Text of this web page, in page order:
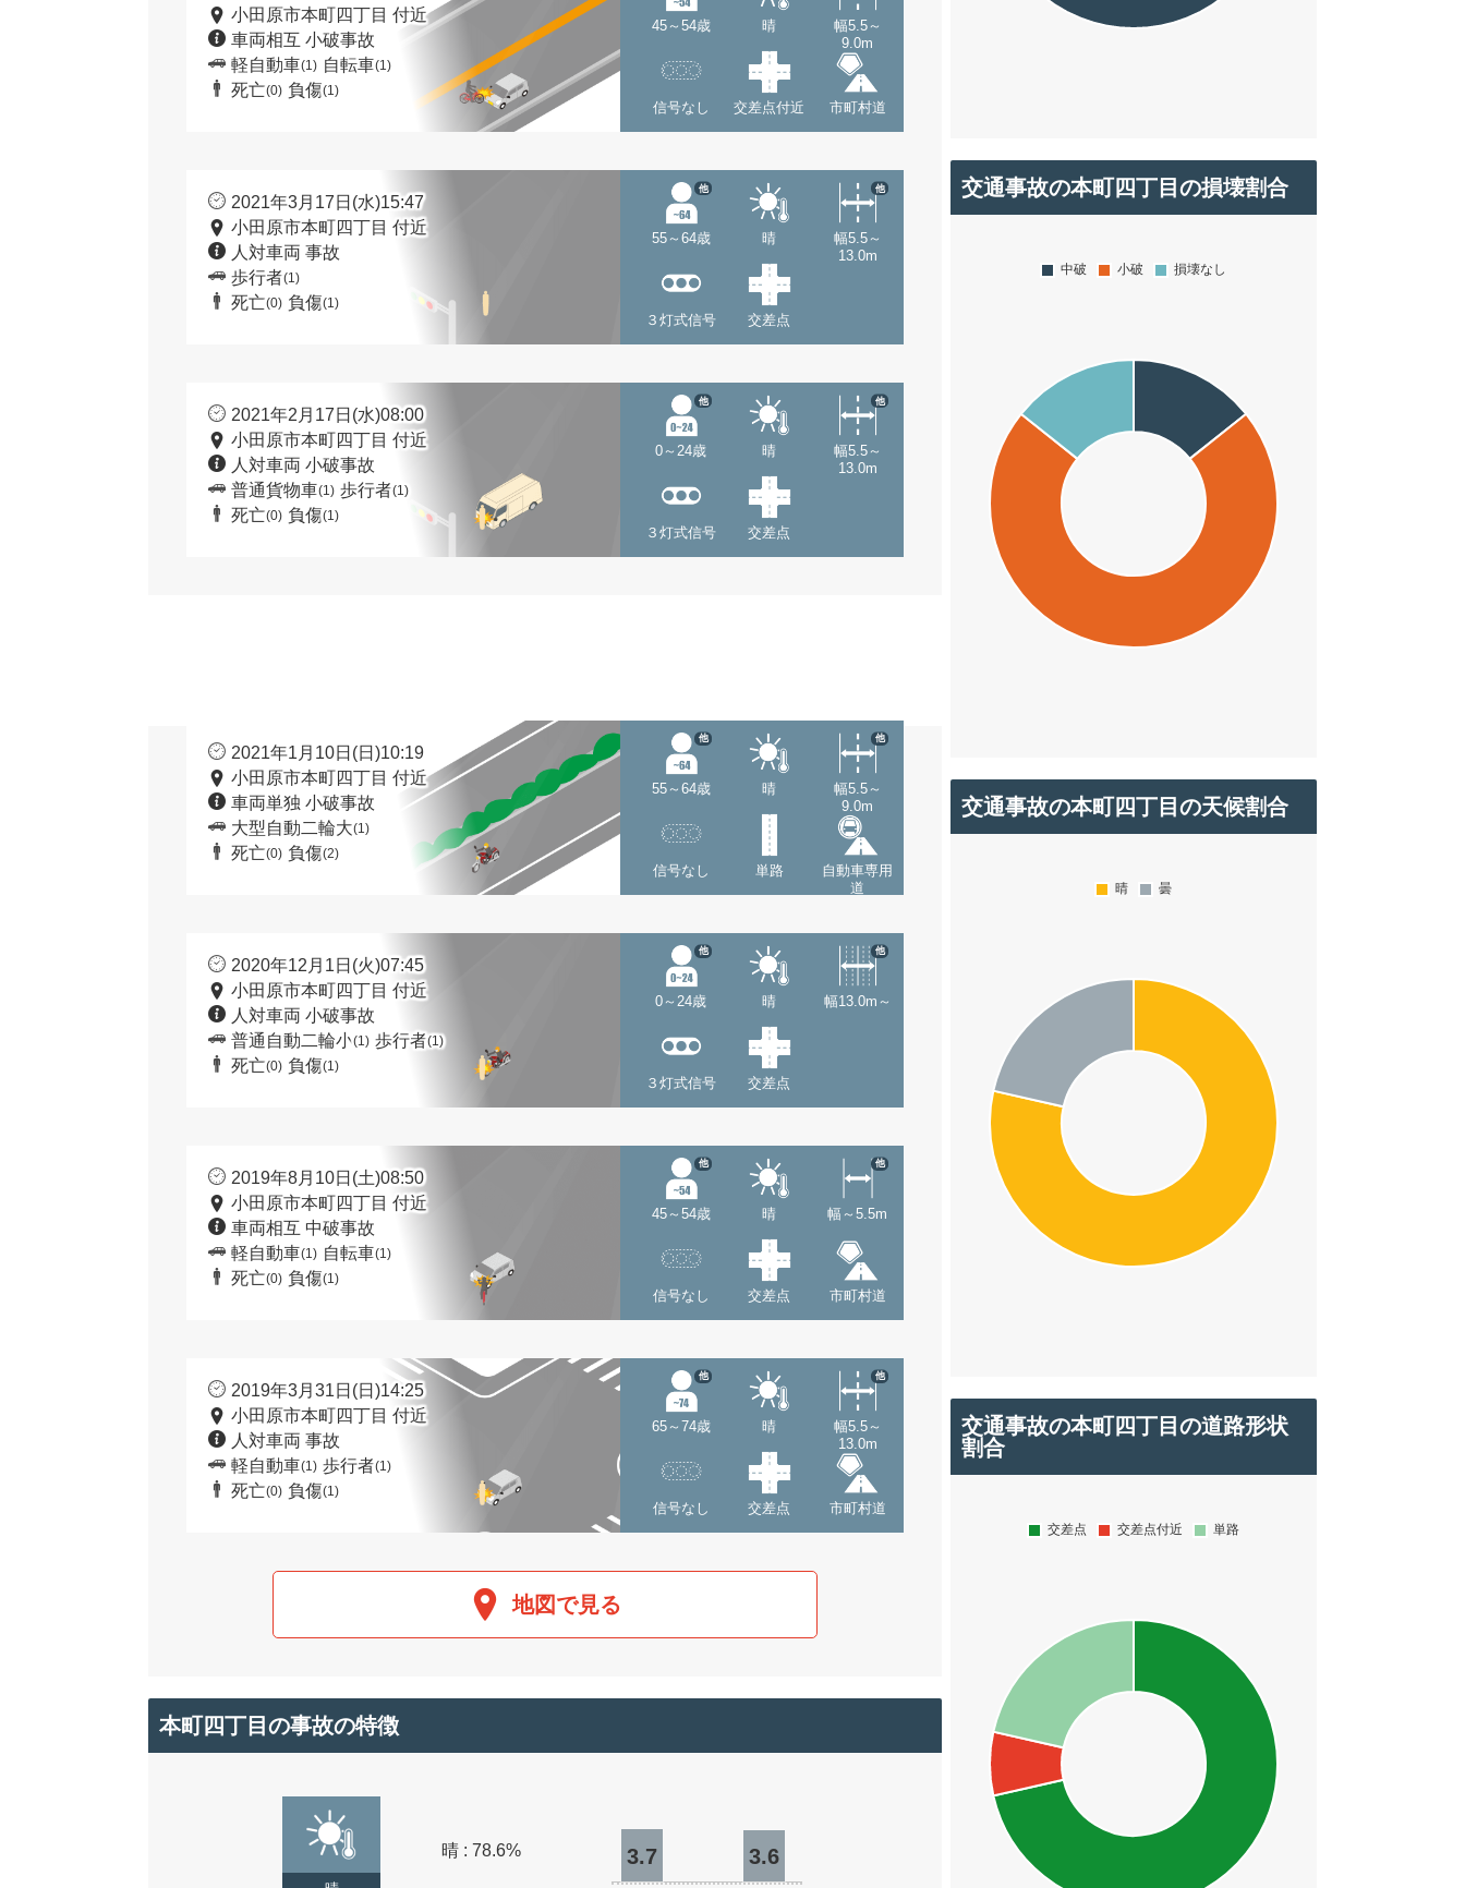
小田原市本町四丁目 付近
車両相互 小破事故
軽自動車(1) 自転車(1)
死亡(0) 負傷(1)
45～54歳 晴
幅5.5～
9.0m
信号なし 交差点付近 市町村道
2021年3月17日(水)15:47
小田原市本町四丁目 付近
人対車両 事故
歩行者(1)
死亡(0) 負傷(1)
55～64歳
他
晴
幅5.5～
13.0m
他
３灯式信号 交差点
2021年2月17日(水)08:00
小田原市本町四丁目 付近
人対車両 小破事故
普通貨物車(1) 歩行者(1)
死亡(0) 負傷(1)
0～24歳
他
晴
幅5.5～
13.0m
他
３灯式信号 交差点
2021年1月10日(日)10:19
小田原市本町四丁目 付近
車両単独 小破事故
大型自動二輪大(1)
死亡(0) 負傷(2)
55～64歳
他
晴
幅5.5～
9.0m
他
信号なし 単路
自動車専用
道
2020年12月1日(火)07:45
小田原市本町四丁目 付近
人対車両 小破事故
普通自動二輪小(1) 歩行者(1)
死亡(0) 負傷(1)
0～24歳
他
晴 幅13.0m～
他
３灯式信号 交差点
2019年8月10日(土)08:50
小田原市本町四丁目 付近
車両相互 中破事故
軽自動車(1) 自転車(1)
死亡(0) 負傷(1)
45～54歳
他
晴 幅～5.5m
他
信号なし 交差点 市町村道
2019年3月31日(日)14:25
小田原市本町四丁目 付近
人対車両 事故
軽自動車(1) 歩行者(1)
死亡(0) 負傷(1)
65～74歳
他
晴
幅5.5～
13.0m
他
信号なし 交差点 市町村道
地図で見る
本町四丁目の事故の特徴
晴 : 78.6% 3.7 3.6
交通事故の本町四丁目の損壊割合
交通事故の本町四丁目の天候割合
交通事故の本町四丁目の道路形状
割合